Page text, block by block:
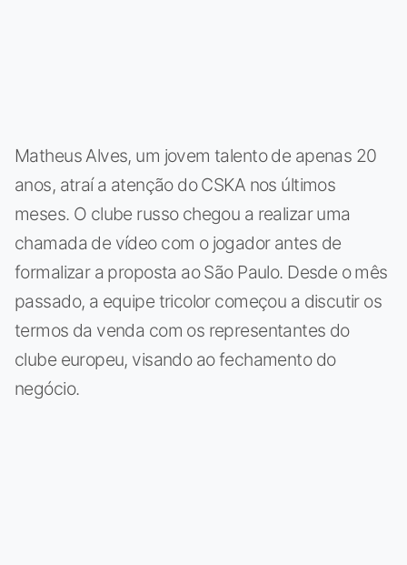
Matheus Alves, um jovem talento de apenas 20
anos, atraí a atenção do CSKA nos últimos
meses. O clube russo chegou a realizar uma
chamada de vídeo com o jogador antes de
formalizar a proposta ao São Paulo. Desde o mês
passado, a equipe tricolor começou a discutir os
termos da venda com os representantes do
clube europeu, visando ao fechamento do
negócio.